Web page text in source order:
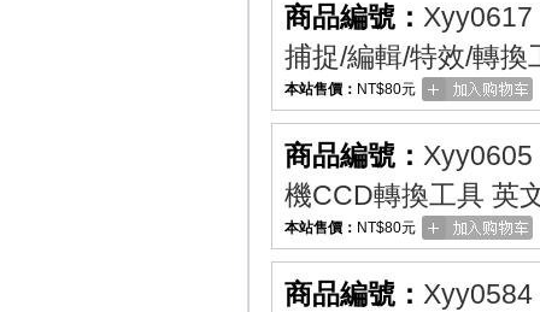
商品編號： Xyy0617
捕捉/編輯/特效/轉換
本站售價： NT$80元
商品編號： Xyy0605
機CCD轉換工具 英
本站售價： NT$80元
商品編號： Xyy0584